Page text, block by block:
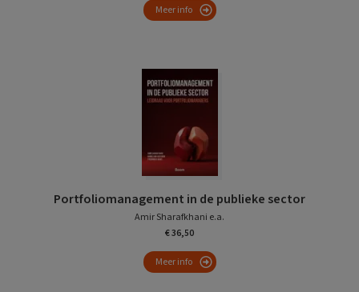
Meer info
Portfoliomanagement in de publieke sector
Amir Sharafkhani e.a.
€ 36,50
Meer info